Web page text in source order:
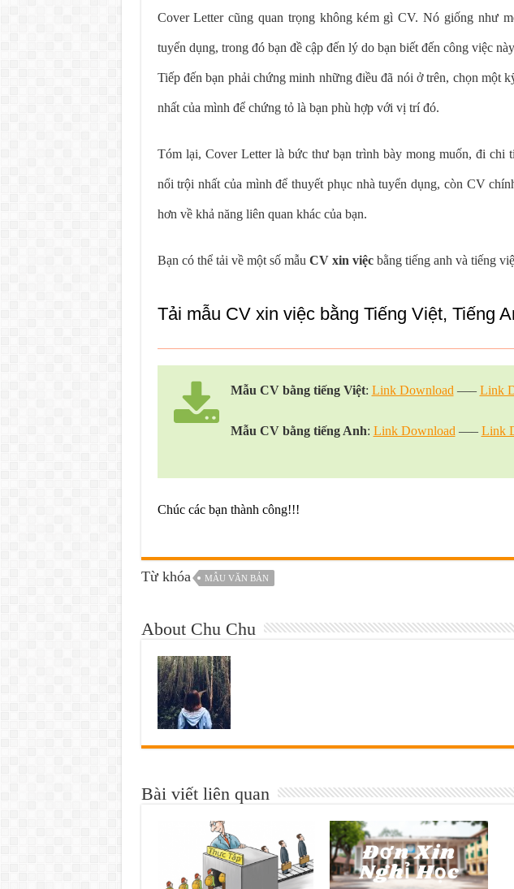
Cover Letter cũng quan trọng không kém gì CV. Nó giống như
tuyển dụng, trong đó bạn đề cập đến lý do bạn biết đến công việc
Tiếp đến bạn phải chứng minh những điều đã nói ở trên, chọn một
nhất của mình để chứng tỏ là bạn phù hợp với vị trí đó.
Tóm lại, Cover Letter là bức thư bạn trình bày mong muốn, đi chi
nổi trội nhất của mình để thuyết phục nhà tuyển dụng, còn CV
hơn về khả năng liên quan khác của bạn.
Bạn có thể tải về một số mẫu CV xin việcbằng tiếng anh và tiếng
Tải mẫu CV xin việc bằng Tiếng Việt, Tiếng
Mẫu CV bằng tiếng Việt: Link Download —– Link
Mẫu CV bằng tiếng Anh: Link Download —– Link
Chúc các bạn thành công!!!
Từ khóa MẪU VĂN BẢN
About Chu Chu
Bài viết liên quan